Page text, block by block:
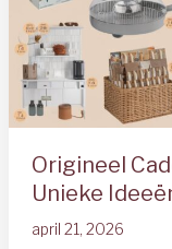
Origineel
Unieke
april 21, 2026